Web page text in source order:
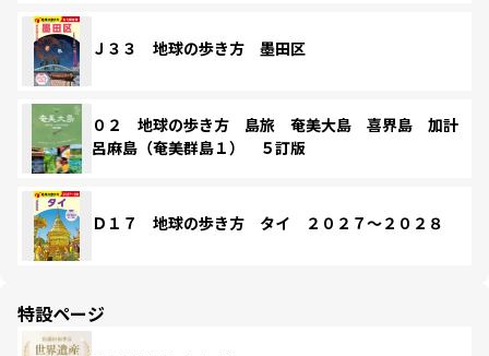
Ｊ３３ 地球の歩き方 墨田区
０２ 地球の歩き方 島旅 奄美大島 喜界島 加計
呂麻島（奄美群島１） ５訂版
Ｄ１７ 地球の歩き方 タイ ２０２７～２０２８
特設ページ